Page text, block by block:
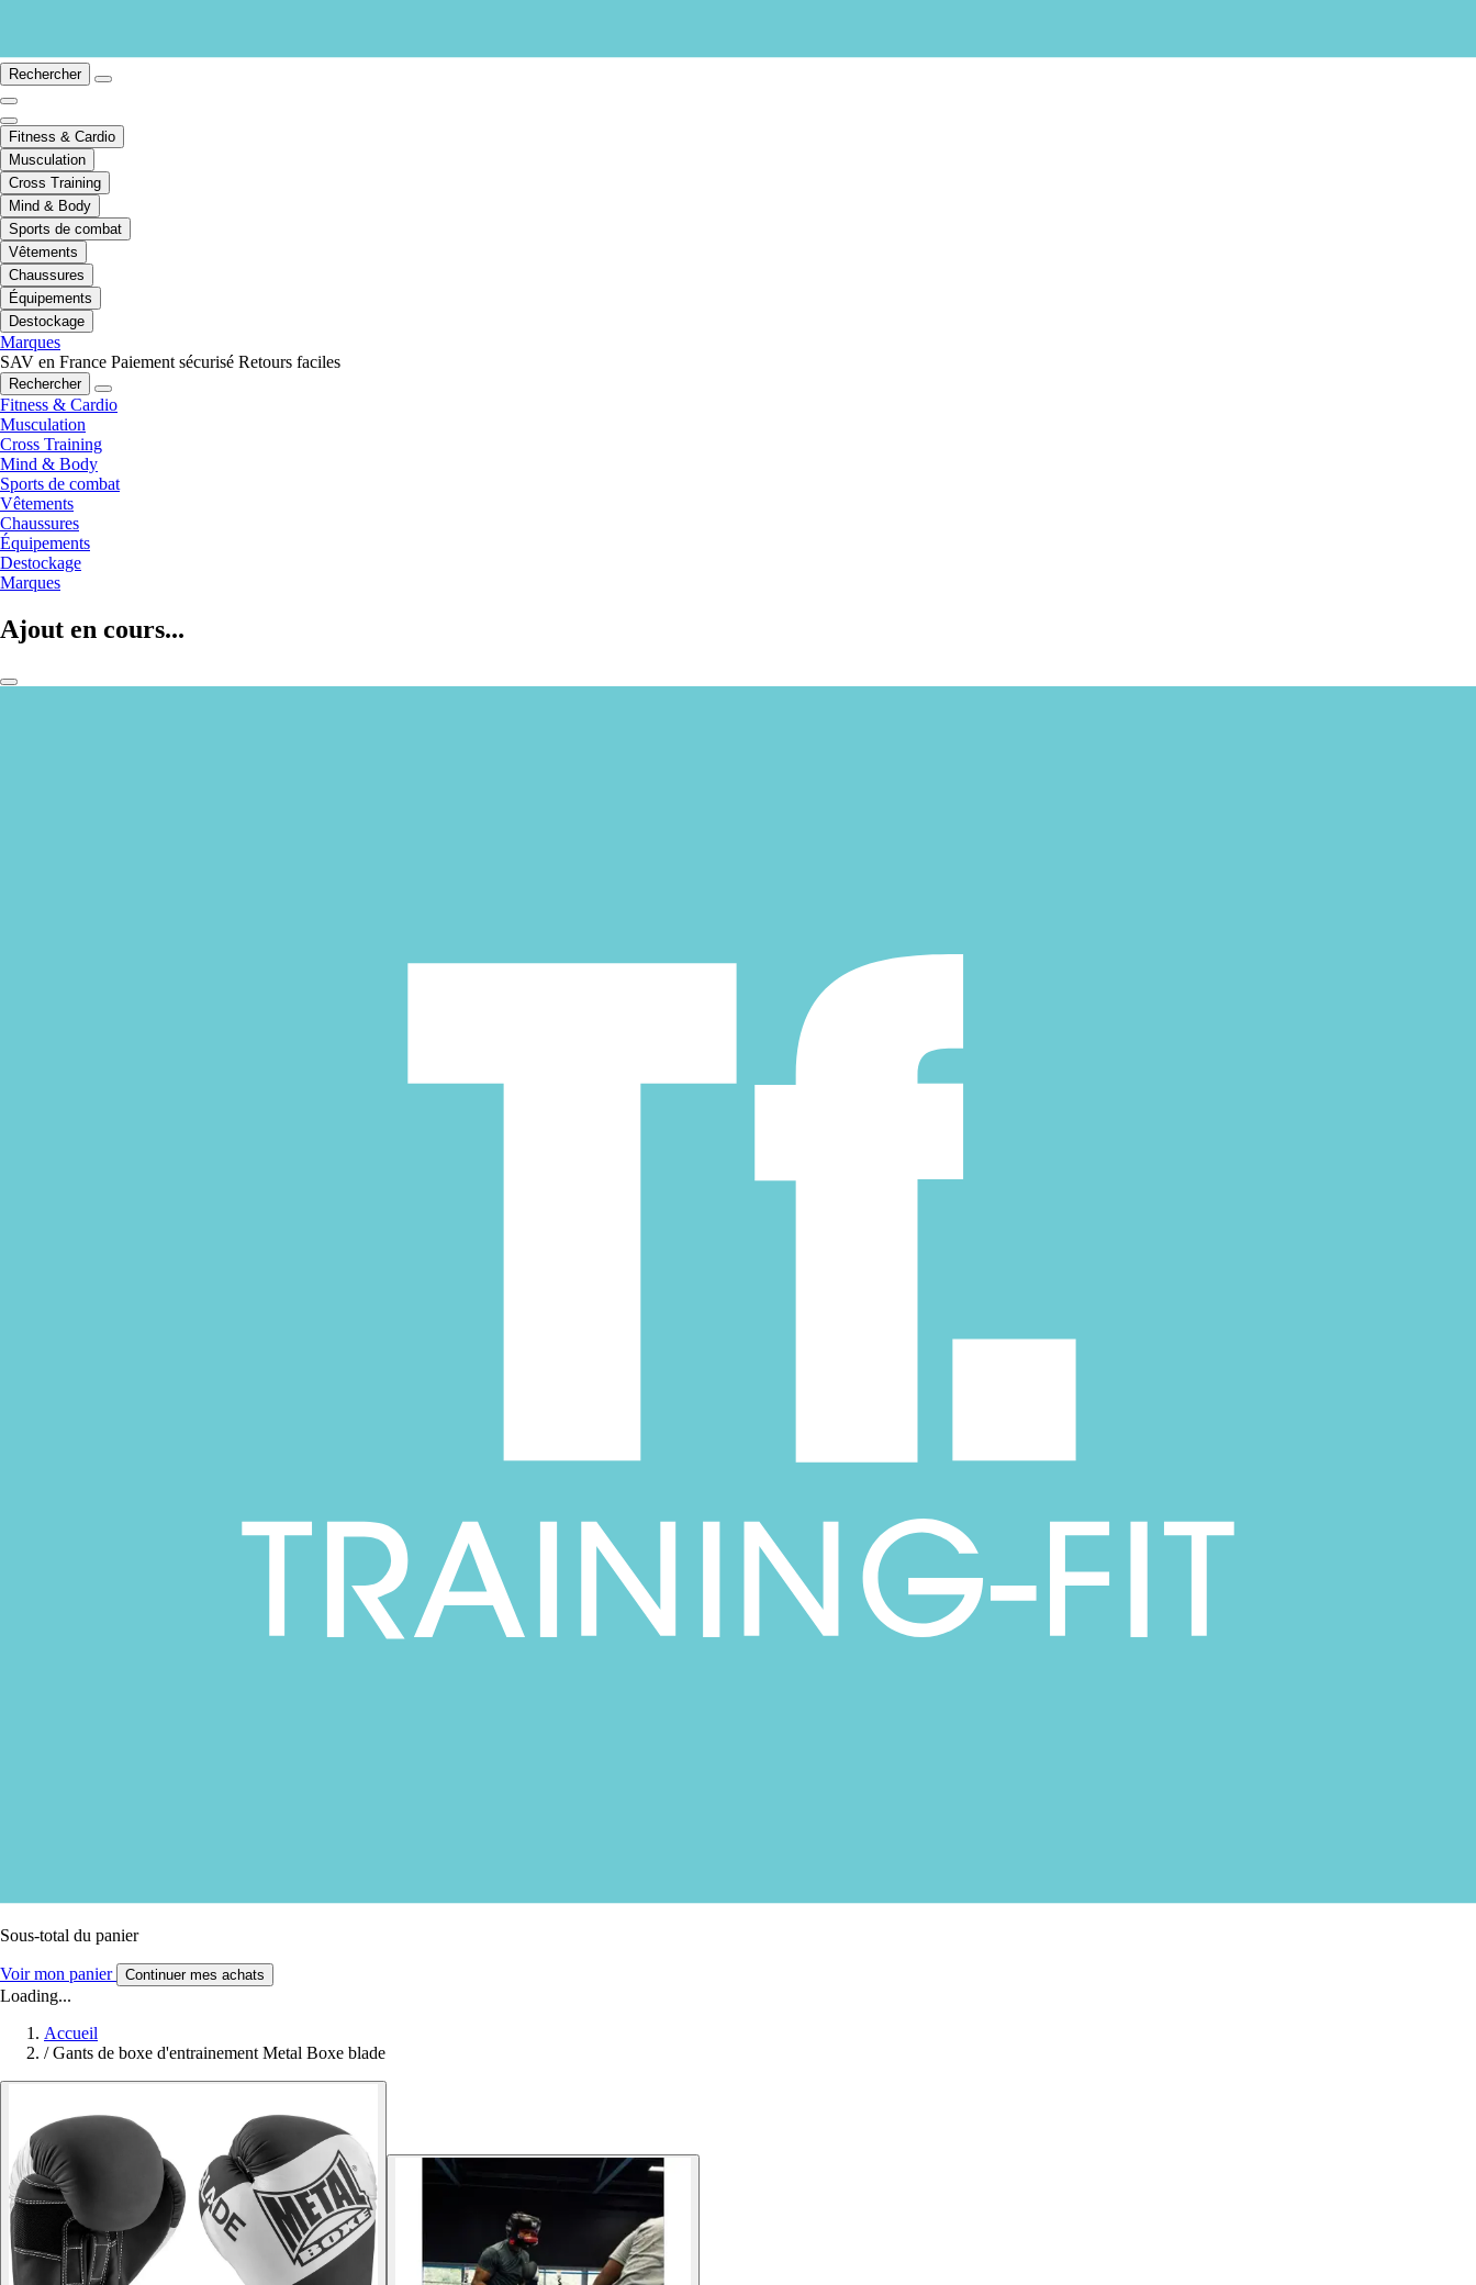
Rechercher
Fitness & Cardio
Musculation
Cross Training
Mind & Body
Sports de combat
Vêtements
Chaussures
Équipements
Destockage
Marques
SAV en France Paiement sécurisé Retours faciles
Rechercher
Fitness & Cardio
Musculation
Cross Training
Mind & Body
Sports de combat
Vêtements
Chaussures
Équipements
Destockage
Marques
Ajout en cours...
Sous-total du panier
Voir mon panier Continuer mes achats
Loading...
Accueil
/ Gants de boxe d'entrainement Metal Boxe blade